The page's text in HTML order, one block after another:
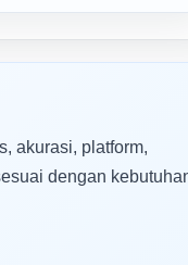
akurasi, platform,
dengan